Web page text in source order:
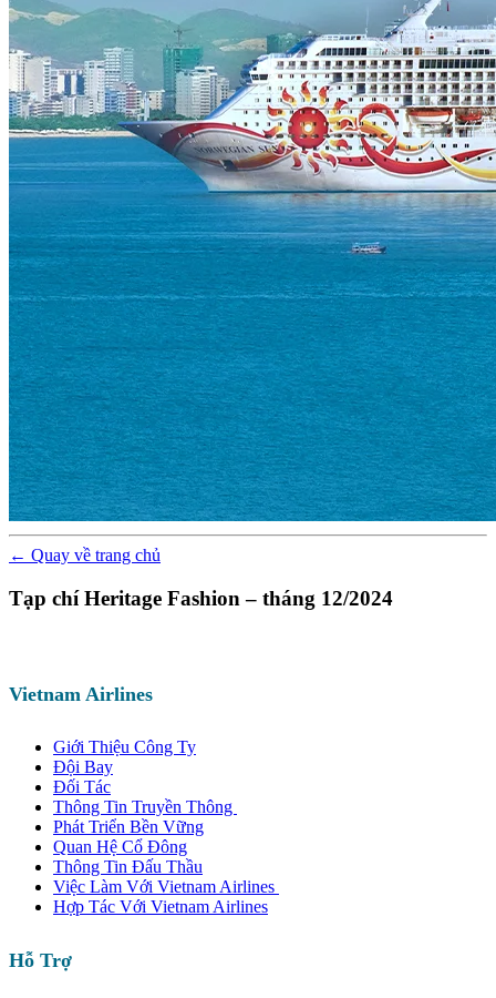
← Quay về trang chủ
Tạp chí Heritage Fashion – tháng 12/2024
Vietnam Airlines
Giới Thiệu Công Ty
Đội Bay
Đối Tác
Thông Tin Truyền Thông
Phát Triển Bền Vững
Quan Hệ Cổ Đông
Thông Tin Đấu Thầu
Việc Làm Với Vietnam Airlines
Hợp Tác Với Vietnam Airlines
Hỗ Trợ